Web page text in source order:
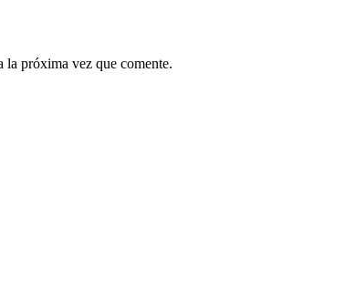
la próxima vez que comente.